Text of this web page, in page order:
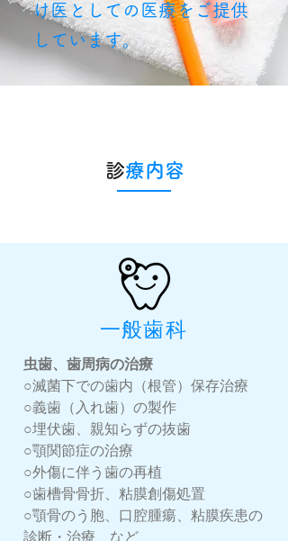
け医としての医療をご提供
しています。
​診療内容
​一般歯科
虫歯、歯周病の治療
○滅菌下での歯内（根管）保存治療
○義歯（入れ歯）の製作
○埋伏歯、親知らずの抜歯
○顎関節症の治療
○外傷に伴う歯の再植
○歯槽骨骨折、粘膜創傷処置
○顎骨のう胞、口腔腫瘍、粘膜疾患の
診断・治療 など